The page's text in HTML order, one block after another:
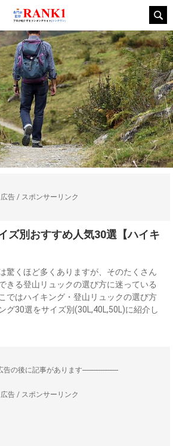
広告 / スポンサーリンク
ズ別おすすめ人気30選【ハイキ
驚くほど多くありますが、そのたくさん
きる登山リュックの選び方に迷っている
ではハイキング・登山リュックの選び方
グ30選をサイズ別(30L,40L,50L)に紹介し
告の後に記事があります--------------------
広告 / スポンサーリンク